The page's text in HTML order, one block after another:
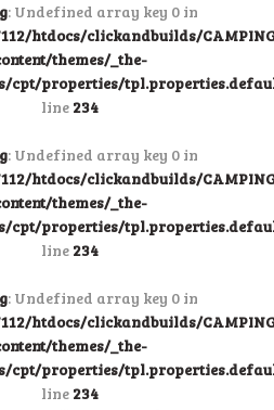
: Undefined array key 0 in
htdocs/clickandbuilds/
themes/_the-
cpt/properties/
line 234
: Undefined array key 0 in
htdocs/clickandbuilds/
themes/_the-
cpt/properties/
line 234
: Undefined array key 0 in
htdocs/clickandbuilds/
themes/_the-
cpt/properties/
line 234